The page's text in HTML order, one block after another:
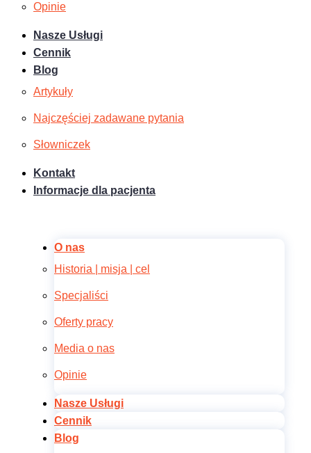
Opinie
Nasze Usługi
Cennik
Blog
Artykuły
Najczęściej zadawane pytania
Słowniczek
Kontakt
Informacje dla pacjenta
O nas
Historia | misja | cel
Specjaliści
Oferty pracy
Media o nas
Opinie
Nasze Usługi
Cennik
Blog